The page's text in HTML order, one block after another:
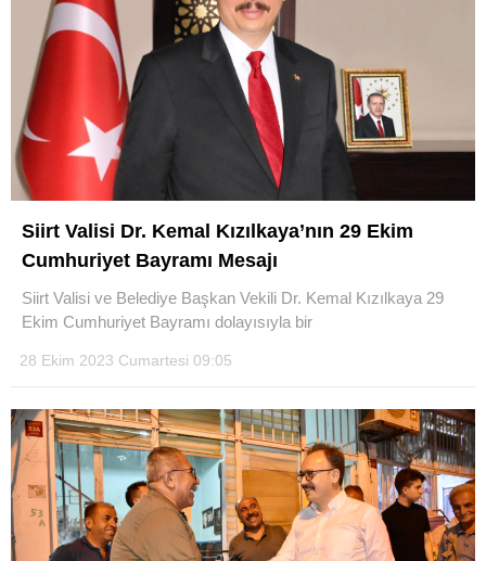
Siirt Valisi Dr. Kemal Kızılkaya’nın 29 Ekim
Cumhuriyet Bayramı Mesajı
Siirt Valisi ve Belediye Başkan Vekili Dr. Kemal Kızılkaya 29
Ekim Cumhuriyet Bayramı dolayısıyla bir
28 Ekim 2023 Cumartesi 09:05